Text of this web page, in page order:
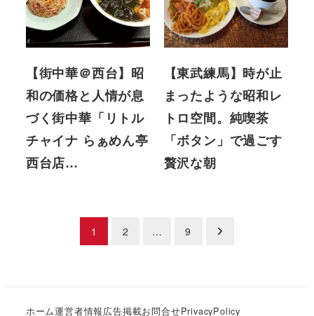
【街中華＠西台】昭
和の価格と人情が息
づく街中華「リトル
チャイナ らぁめん亭
西台店…
【東武練馬】時が止
まったような昭和レ
トロ空間。純喫茶
「ボタン」で過ごす
贅沢な朝
1 2 … 9
ホーム運営者情報広告掲載お問合せPrivacyPolicy